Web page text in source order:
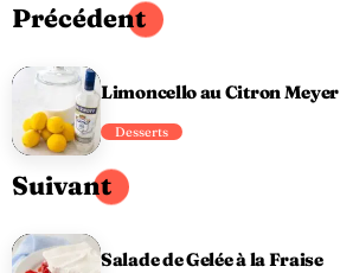
Précédent
Limoncello au Citron Meyer
Desserts
Suivant
Salade de Gelée à la Fraise